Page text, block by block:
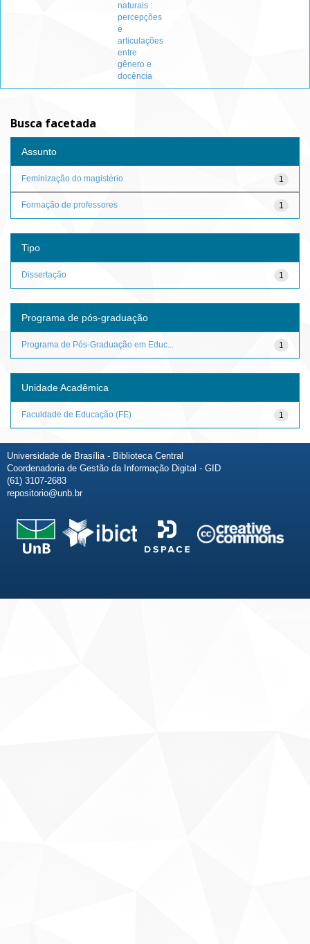
naturais :
percepções
e
articulações
entre
gênero e
docência
Busca facetada
Assunto
1
Feminização do magistério
1
Formação de professores
Tipo
1
Dissertação
Programa de pós-graduação
1
Programa de Pós-Graduação em Educ...
Unidade Acadêmica
1
Faculdade de Educação (FE)
Universidade de Brasília - Biblioteca Central
Coordenadoria de Gestão da Informação Digital - GID
(61) 3107-2683
repositorio@unb.br